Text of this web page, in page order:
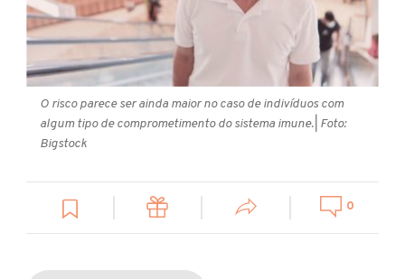
O risco parece ser ainda maior no caso de indivíduos com
algum tipo de comprometimento do sistema imune.| Foto:
Bigstock
0